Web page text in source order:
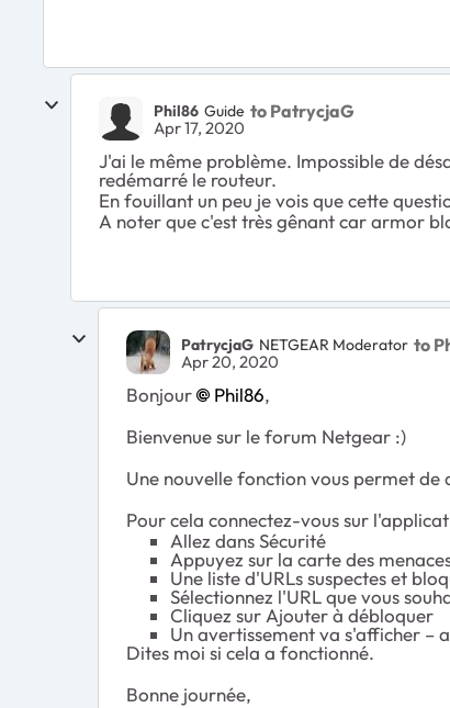
Phil86 Guide to PatrycjaG
Apr 17, 2020
J'ai le même problème. Impossible de
redémarré le routeur.
En fouillant un peu je vois que cette
A noter que c'est très gênant car armor
PatrycjaG NETGEAR Moderator to
Apr 20, 2020
Bonjour Phil86,
Bienvenue sur le forum Netgear :)
Une nouvelle fonction vous permet
Pour cela connectez-vous sur
Allez dans Sécurité
Appuyez sur la carte des
Une liste d'URLs suspectes et
Sélectionnez l'URL que vous
Cliquez sur Ajouter à débloquer
Un avertissement va s'afficher –
Dites moi si cela a fonctionné.
Bonne journée,